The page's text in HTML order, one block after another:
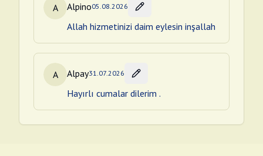
A Alpino05.08.2026
Allah hizmetinizi daim eylesin inşallah
A Alpay31.07.2026
Hayırlı cumalar dilerim .